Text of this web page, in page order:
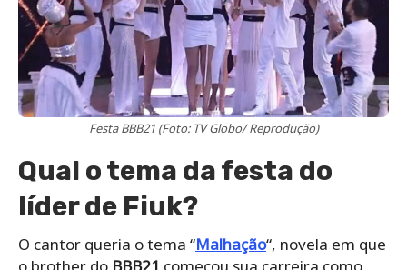
Festa BBB21 (Foto: TV Globo/ Reprodução)
Qual o tema da festa do
líder de Fiuk?
O cantor queria o tema “Malhação“, novela em que